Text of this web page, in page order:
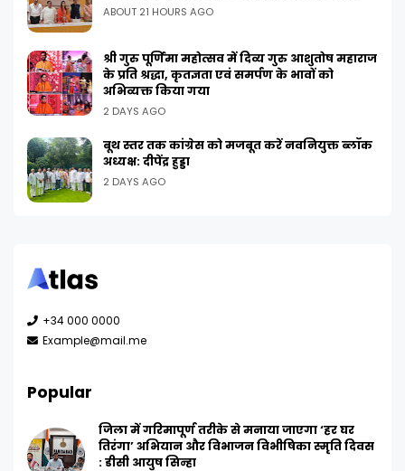
ABOUT 21 HOURS AGO
श्री गुरु पूर्णिमा महोत्सव में दिव्य गुरु आशुतोष महाराज
के प्रति श्रद्धा, कृतज्ञता एवं समर्पण के भावों को
अभिव्यक्त किया गया
2 DAYS AGO
बूथ स्तर तक कांग्रेस को मजबूत करें नवनियुक्त ब्लॉक
अध्यक्ष: दीपेंद्र हुड्डा
2 DAYS AGO
+34 000 0000
Example@mail.me
Popular
जिला में गरिमापूर्ण तरीके से मनाया जाएगा ‘हर घर
तिरंगा’ अभियान और विभाजन विभीषिका स्मृति दिवस
: डीसी आयुष सिन्हा